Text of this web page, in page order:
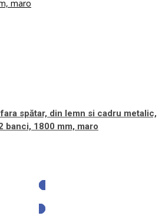
spătar, din lemn si cadru metalic,
banci, 1800 mm, maro